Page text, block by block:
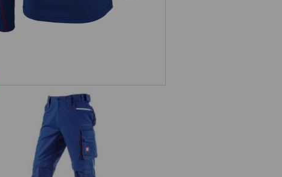
Bundhose e.s.motion 2020 Winter,
Herren